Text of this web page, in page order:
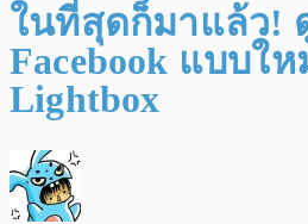
ในที่สุดก็มาแล้ว!
Facebook แบบใ
Lightbox